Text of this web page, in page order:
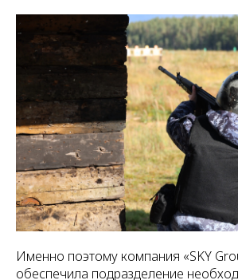
Именно поэтому компания «SKY
обеспечила подразделение